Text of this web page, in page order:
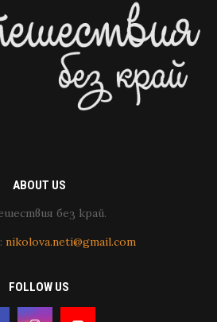
ABOUT US
без край.
nikolova.neti@gmail.com
FOLLOW US